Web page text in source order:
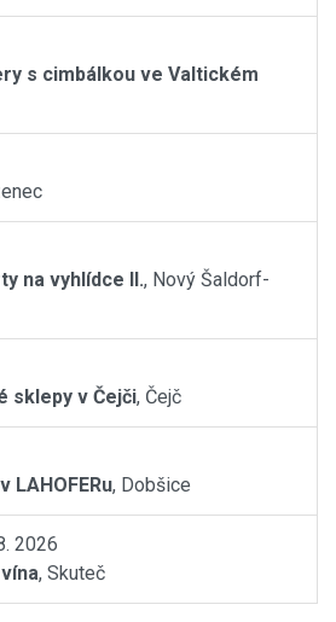
s cimbálkou ve Valtickém
na vyhlídce II., Nový Šaldorf-
sklepy v Čejči, Čejč
LAHOFERu, Dobšice
2026
, Skuteč